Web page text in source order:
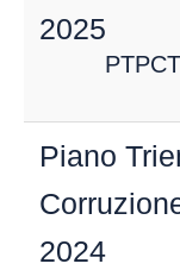
2025
Piano
2024